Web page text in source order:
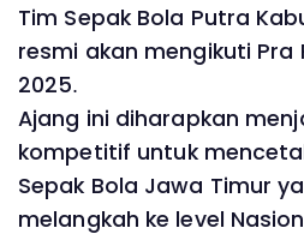
Tim Sepak Bola Putra
resmi akan mengikuti Pra
2025.
Ajang ini diharapkan
kompetitif untuk
Sepak Bola Jawa Timur
melangkah ke level